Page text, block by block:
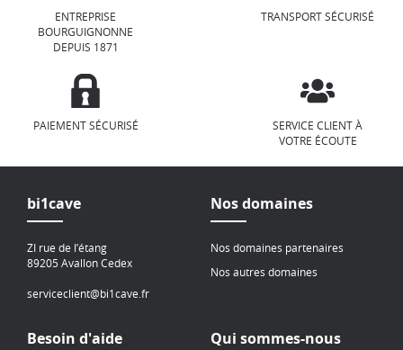
ENTREPRISE
BOURGUIGNONNE
DEPUIS 1871
TRANSPORT SÉCURISÉ
PAIEMENT SÉCURISÉ
SERVICE CLIENT À
VOTRE ÉCOUTE
bi1cave
ZI rue de l’étang
89205 Avallon Cedex
serviceclient@bi1cave.fr
Nos domaines
Nos domaines partenaires
Nos autres domaines
Besoin d'aide Qui sommes-nous